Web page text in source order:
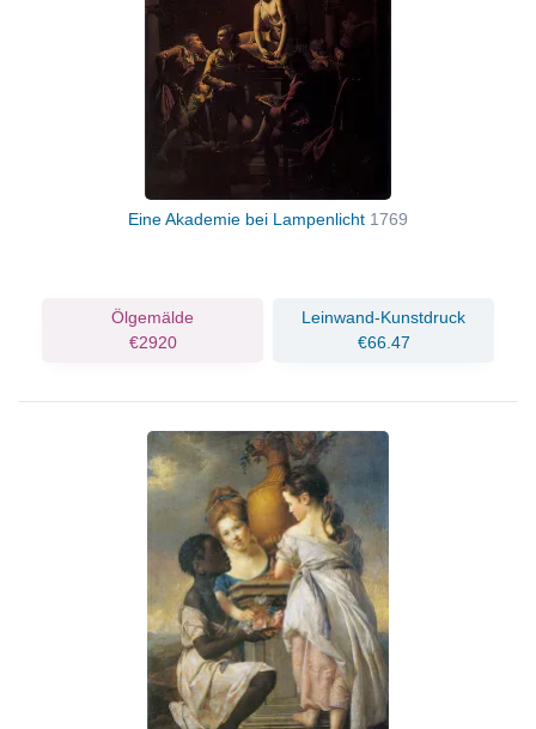
Eine Akademie bei Lampenlicht 1769
Ölgemälde
€2920
Leinwand-Kunstdruck
€66.47